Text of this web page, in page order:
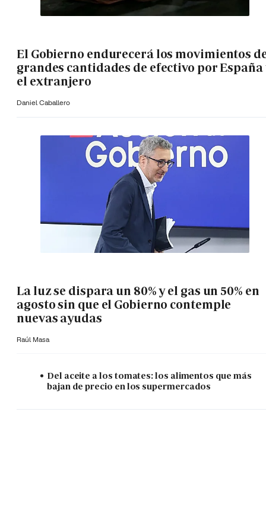
El Gobierno endurecerá los movimientos
grandes cantidades de efectivo por España
el extranjero
Daniel Caballero
La luz se dispara un 80% y el gas un 50% en
agosto sin que el Gobierno contemple
nuevas ayudas
Raúl Masa
Del aceite a los tomates: los alimentos que más
bajan de precio en los supermercados